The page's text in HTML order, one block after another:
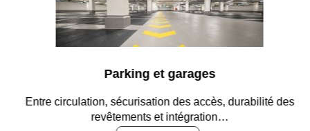
Parking et garages
Entre circulation, sécurisation des accès, durabilité des
revêtements et intégration…